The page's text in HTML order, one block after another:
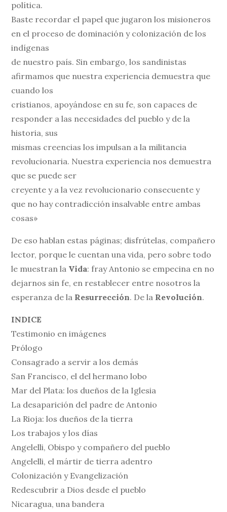
política.
Baste recordar el papel que jugaron los misioneros
en el proceso de dominación y colonización de los
indígenas
de nuestro país. Sin embargo, los sandinistas
afirmamos que nuestra experiencia demuestra que
cuando los
cristianos, apoyándose en su fe, son capaces de
responder a las necesidades del pueblo y de la
historia, sus
mismas creencias los impulsan a la militancia
revolucionaria. Nuestra experiencia nos demuestra
que se puede ser
creyente y a la vez revolucionario consecuente y
que no hay contradicción insalvable entre ambas
cosas»
De eso hablan estas páginas; disfrútelas, compañero
lector, porque le cuentan una vida, pero sobre todo
le muestran la Vida: fray Antonio se empecina en no
dejarnos sin fe, en restablecer entre nosotros la
esperanza de la Resurrección. De la Revolución.
INDICE
Testimonio en imágenes
Prólogo
Consagrado a servir a los demás
San Francisco, el del hermano lobo
Mar del Plata: los dueños de la Iglesia
La desaparición del padre de Antonio
La Rioja: los dueños de la tierra
Los trabajos y los días
Angelelli, Obispo y compañero del pueblo
Angelelli, el mártir de tierra adentro
Colonización y Evangelización
Redescubrir a Dios desde el pueblo
Nicaragua, una bandera